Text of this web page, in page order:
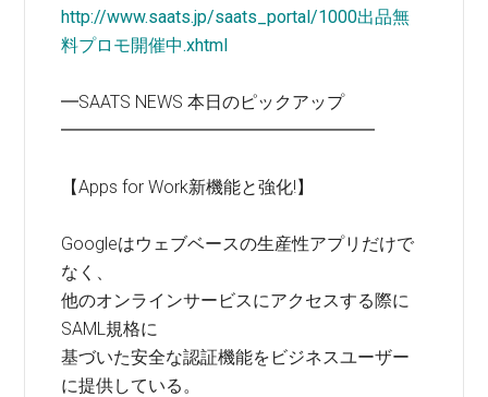
http://www.saats.jp/saats_portal/1000出品無
料プロモ開催中.xhtml
━SAATS NEWS 本日のピックアップ
━━━━━━━━━━━━━━━━━━
【Apps for Work新機能と強化!】
Googleはウェブベースの生産性アプリだけで
なく、
他のオンラインサービスにアクセスする際に
SAML規格に
基づいた安全な認証機能をビジネスユーザー
に提供している。